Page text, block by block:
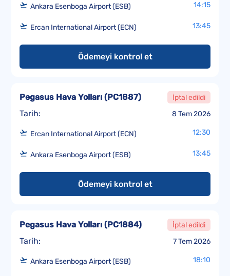
Ankara Esenboga Airport (ESB) 14:15
Ercan International Airport (ECN) 13:45
Ödemeyi kontrol et
Tarih: 8 Tem 2026
Pegasus Hava Yolları (PC1887) İptal edildi
Ercan International Airport (ECN) 12:30
Ankara Esenboga Airport (ESB) 13:45
Ödemeyi kontrol et
Tarih: 7 Tem 2026
Pegasus Hava Yolları (PC1884) İptal edildi
Ankara Esenboga Airport (ESB) 18:10